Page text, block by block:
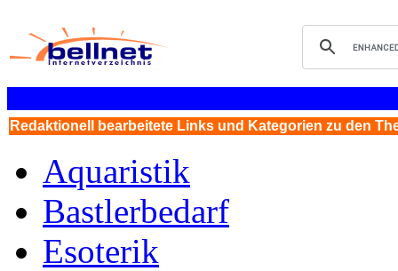
Redaktionell bearbeitete Links und Kategorien zu den
Aquaristik
Bastlerbedarf
Esoterik